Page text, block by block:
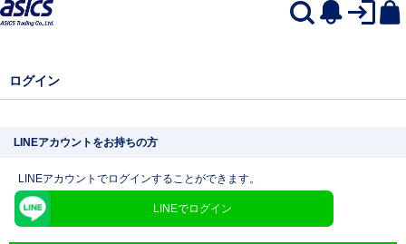
ログイン
LINEアカウントをお持ちの方
LINEアカウントでログインすることができます。
LINEでログイン